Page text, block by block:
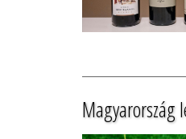
Magyarország